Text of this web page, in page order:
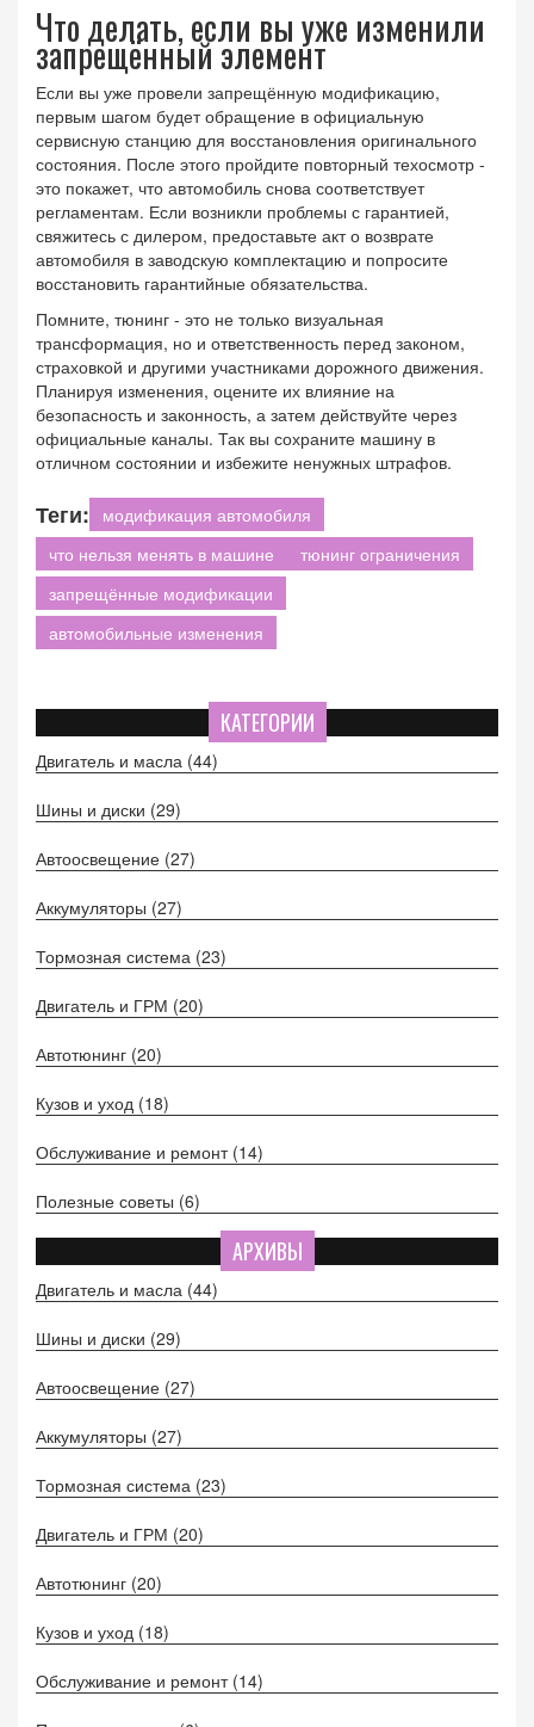
Что делать, если вы уже изменили
запрещённый элемент
Если вы уже провели запрещённую модификацию,
первым шагом будет обращение в официальную
сервисную станцию для восстановления оригинального
состояния. После этого пройдите повторный техосмотр -
это покажет, что автомобиль снова соответствует
регламентам. Если возникли проблемы с гарантией,
свяжитесь с дилером, предоставьте акт о возврате
автомобиля в заводскую комплектацию и попросите
восстановить гарантийные обязательства.
Помните, тюнинг - это не только визуальная
трансформация, но и ответственность перед законом,
страховкой и другими участниками дорожного движения.
Планируя изменения, оцените их влияние на
безопасность и законность, а затем действуйте через
официальные каналы. Так вы сохраните машину в
отличном состоянии и избежите ненужных штрафов.
Теги:
модификация автомобиля
что нельзя менять в машине
тюнинг ограничения
запрещённые модификации
автомобильные изменения
КАТЕГОРИИ
Двигатель и масла (44)
Шины и диски (29)
Автоосвещение (27)
Аккумуляторы (27)
Тормозная система (23)
Двигатель и ГРМ (20)
Автотюнинг (20)
Кузов и уход (18)
Обслуживание и ремонт (14)
Полезные советы (6)
АРХИВЫ
Двигатель и масла (44)
Шины и диски (29)
Автоосвещение (27)
Аккумуляторы (27)
Тормозная система (23)
Двигатель и ГРМ (20)
Автотюнинг (20)
Кузов и уход (18)
Обслуживание и ремонт (14)